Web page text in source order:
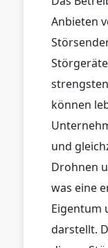
Anbieten
können
und
Drohnen
was eine
Eigentum
darstellt.